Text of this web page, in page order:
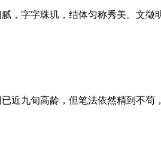
，字字珠玑，结体匀称秀美。文
近九旬高龄，但笔法依然精到不